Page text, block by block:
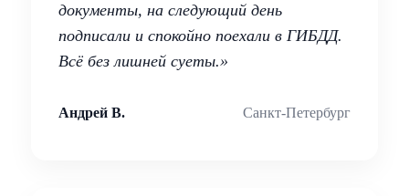
документы, на следующий день
подписали и спокойно поехали в ГИБДД.
Всё без лишней суеты.»
Андрей В. Санкт-Петербург